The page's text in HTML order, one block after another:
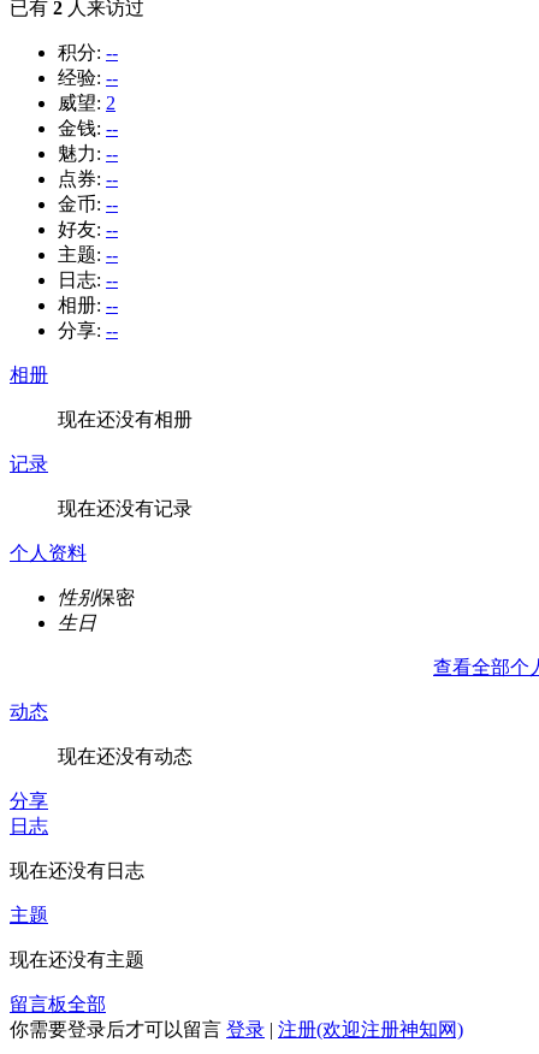
已有 2 人来访过
积分: --
经验: --
威望: 2
金钱: --
魅力: --
点券: --
金币: --
好友: --
主题: --
日志: --
相册: --
分享: --
相册
现在还没有相册
记录
现在还没有记录
个人资料
性别保密
生日
查看全部个
动态
现在还没有动态
分享
日志
现在还没有日志
主题
现在还没有主题
留言板全部
你需要登录后才可以留言 登录 | 注册(欢迎注册神知网)